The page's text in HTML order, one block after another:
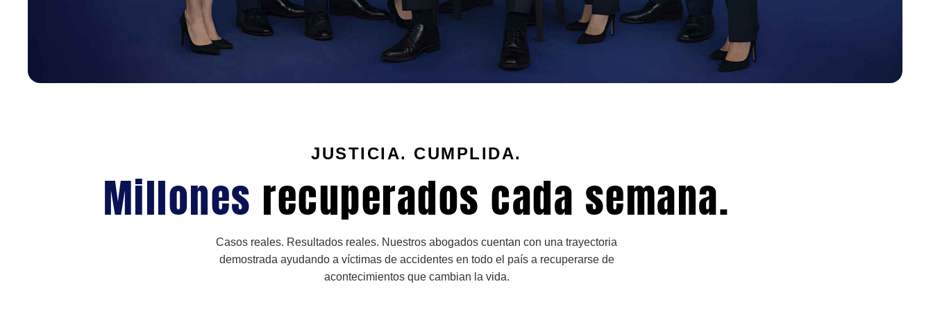
JUSTICIA. CUMPLIDA.
Millones recuperados cada semana.
Casos reales. Resultados reales. Nuestros abogados cuentan con una trayectoria
demostrada ayudando a víctimas de accidentes en todo el país a recuperarse de
acontecimientos que cambian la vida.